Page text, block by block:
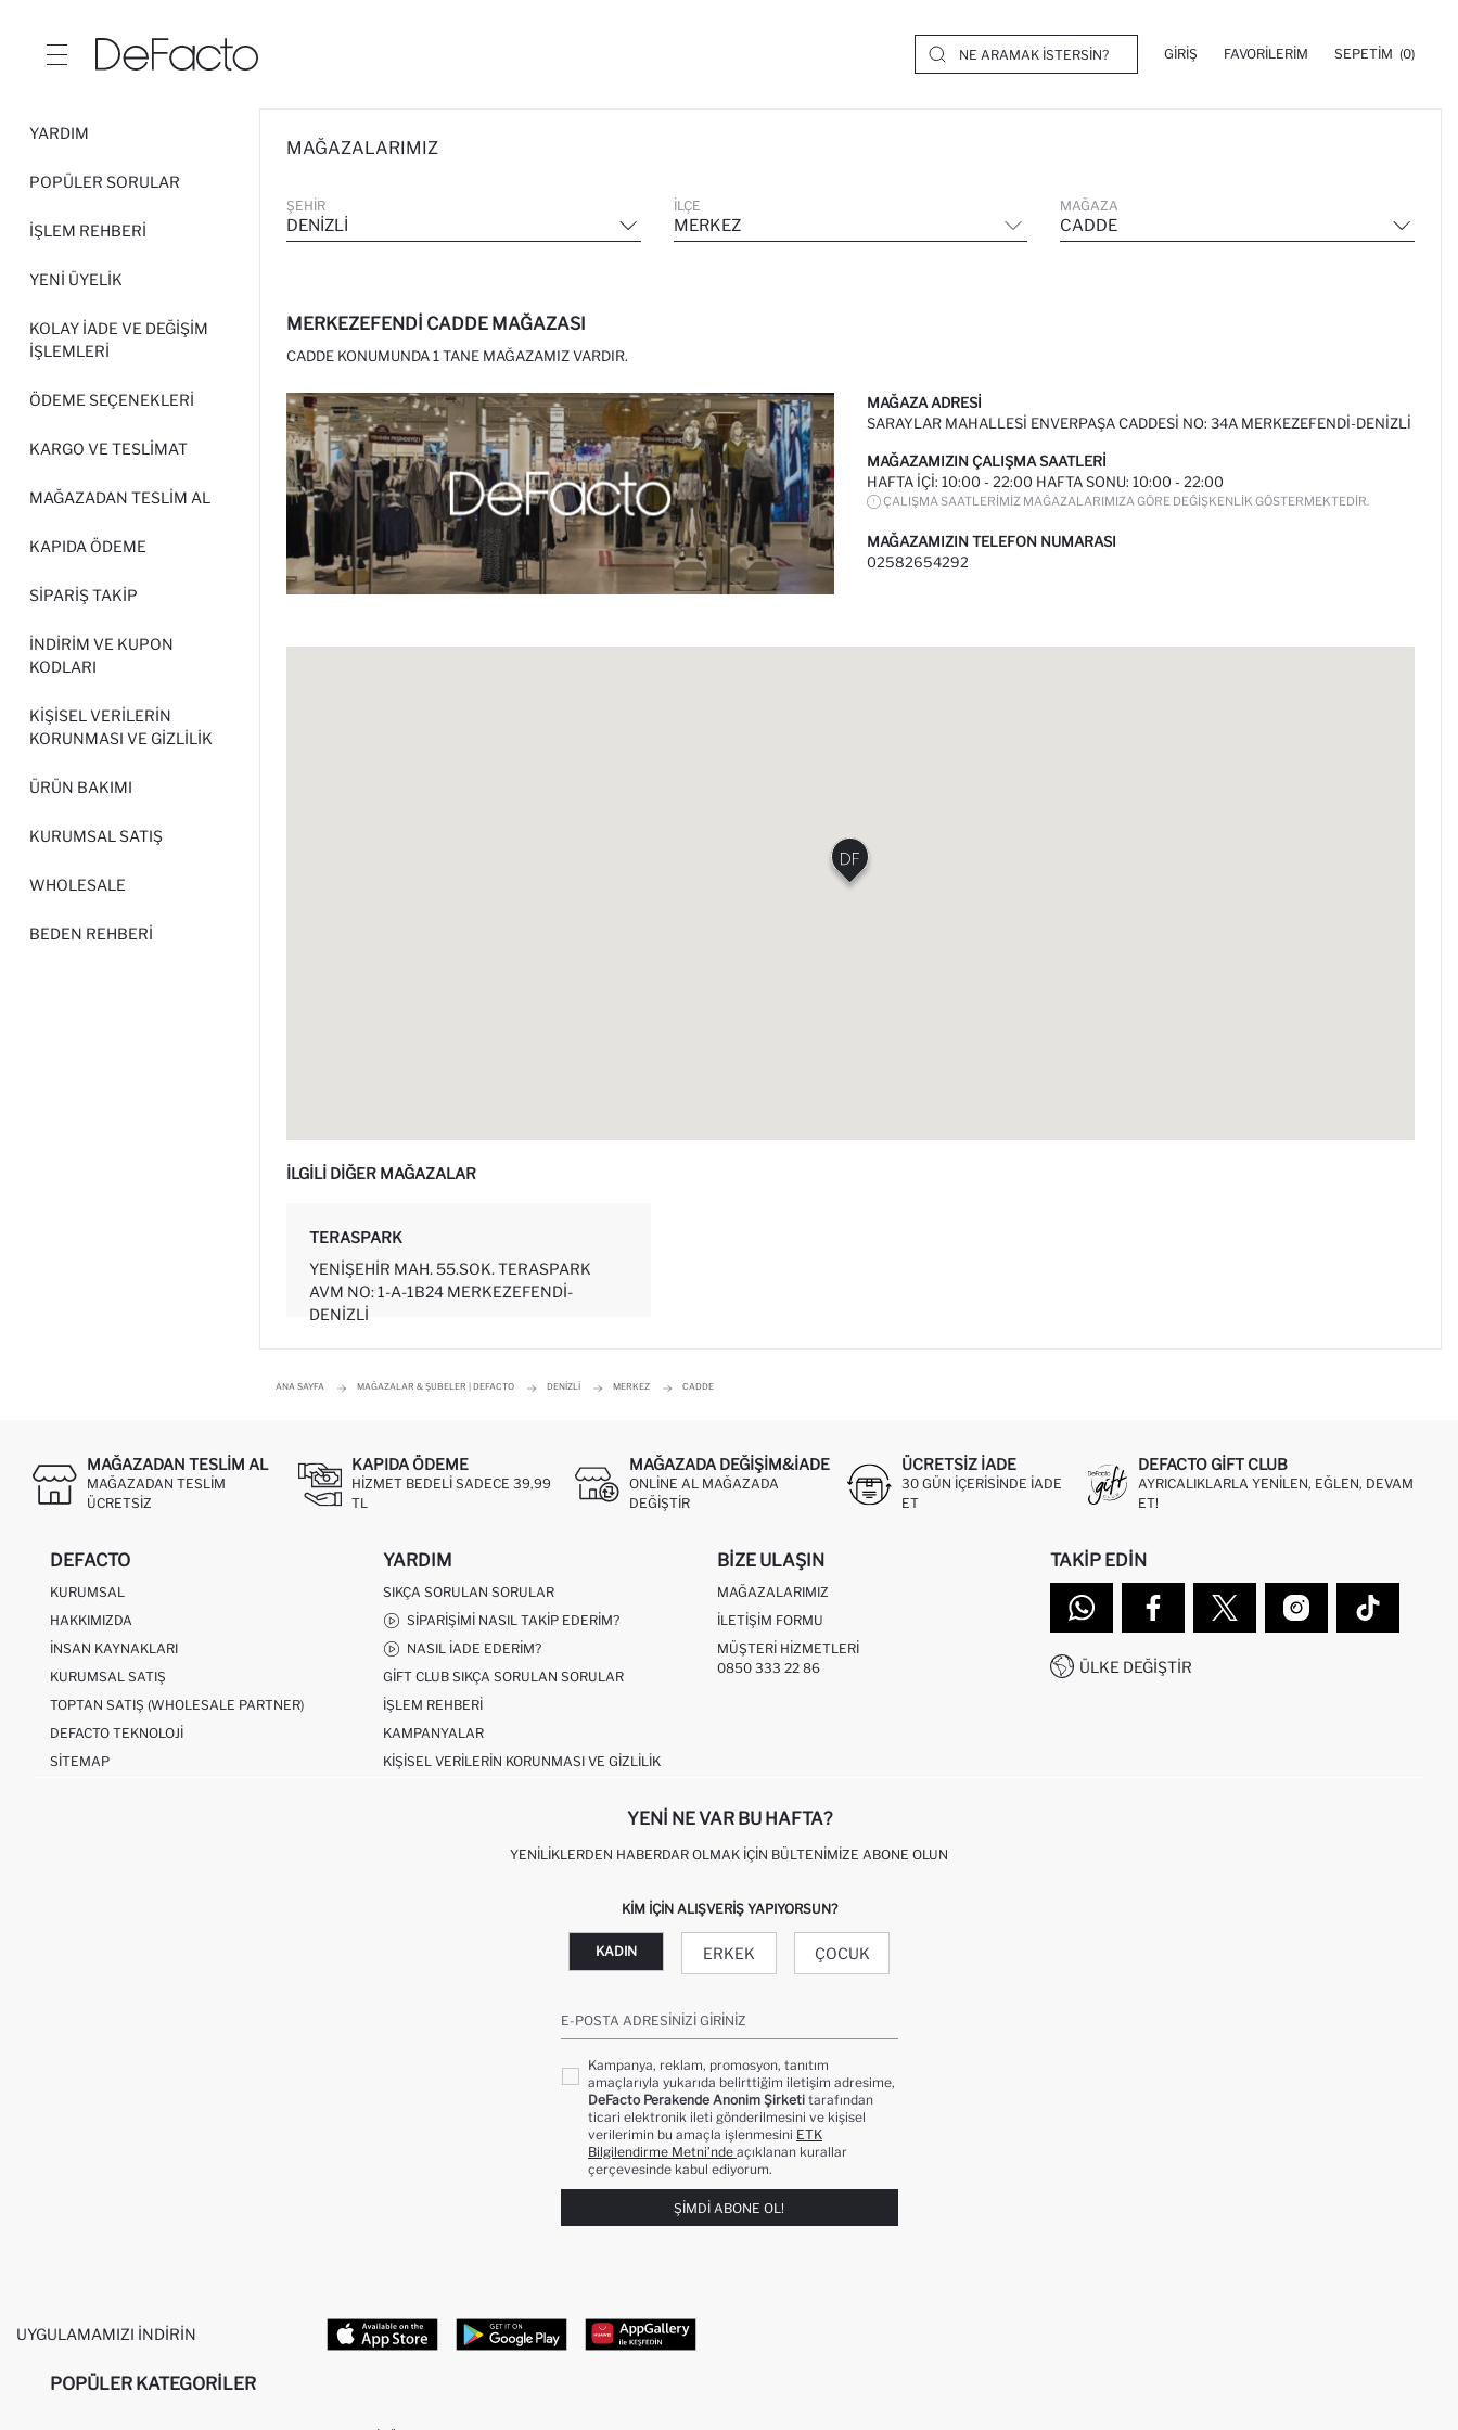
GIRIŞ FAVORILERIM SEPETIM (0)
YARDIM
POPÜLER SORULAR
İŞLEM REHBERI
YENI ÜYELIK
KOLAY İADE VE DEĞIŞIM
İŞLEMLERI
ÖDEME SEÇENEKLERI
KARGO VE TESLIMAT
MAĞAZADAN TESLIM AL
KAPIDA ÖDEME
SIPARIŞ TAKIP
İNDIRIM VE KUPON
KODLARI
KIŞISEL VERILERIN
KORUNMASI VE GIZLILIK
ÜRÜN BAKIMI
KURUMSAL SATIŞ
WHOLESALE
BEDEN REHBERI
MAĞAZALARIMIZ
ŞEHIR
DENIZLI
İLÇE
MERKEZ
MAĞAZA
CADDE
MERKEZEFENDI CADDE MAĞAZASI
CADDE KONUMUNDA 1 TANE MAĞAZAMIZ VARDIR.
MAĞAZA ADRESI
SARAYLAR MAHALLESI ENVERPAŞA CADDESI NO: 34A MERKEZEFENDI-DENİZLİ
MAĞAZAMIZIN ÇALIŞMA SAATLERI
HAFTA IÇI: 10:00 - 22:00 HAFTA SONU: 10:00 - 22:00
ÇALIŞMA SAATLERIMIZ MAĞAZALARIMIZA GÖRE DEĞIŞKENLIK GÖSTERMEKTEDIR.
MAĞAZAMIZIN TELEFON NUMARASI
02582654292
İLGİLİ DİĞER MAĞAZALAR
TERASPARK
YENIŞEHIR MAH. 55.SOK. TERASPARK
AVM NO: 1-A-1B24 MERKEZEFENDI-
DENİZLİ
ANA SAYFA MAĞAZALAR & ŞUBELER | DEFACTO DENIZLI MERKEZ CADDE
MAĞAZADAN TESLIM AL
MAĞAZADAN TESLIM
ÜCRETSIZ
KAPIDA ÖDEME
HIZMET BEDELI SADECE 39,99
TL
MAĞAZADA DEĞIŞIM&İADE
ONLINE AL MAĞAZADA
DEĞIŞTIR
ÜCRETSIZ IADE
30 GÜN IÇERISINDE IADE
ET
DEFACTO GIFT CLUB
AYRICALIKLARLA YENILEN, EĞLEN, DEVAM
ET!
DEFACTO
KURUMSAL
HAKKIMIZDA
İNSAN KAYNAKLARI
KURUMSAL SATIŞ
TOPTAN SATIŞ (WHOLESALE PARTNER)
DEFACTO TEKNOLOJI
SITEMAP
YARDIM
SIKÇA SORULAN SORULAR
SIPARIŞIMI NASIL TAKIP EDERIM?
NASIL İADE EDERIM?
GIFT CLUB SIKÇA SORULAN SORULAR
İŞLEM REHBERI
KAMPANYALAR
KIŞISEL VERILERIN KORUNMASI VE GIZLILIK
BIZE ULAŞIN
MAĞAZALARIMIZ
İLETIŞIM FORMU
MÜŞTERI HIZMETLERI
0850 333 22 86
TAKIP EDIN
ÜLKE DEĞIŞTIR
YENI NE VAR BU HAFTA?
YENILIKLERDEN HABERDAR OLMAK İÇIN BÜLTENIMIZE ABONE OLUN
KIM IÇIN ALIŞVERIŞ YAPIYORSUN?
KADIN ERKEK ÇOCUK
E-POSTA ADRESINIZI GIRINIZ
Kampanya, reklam, promosyon, tanıtım
amaçlarıyla yukarıda belirttiğim iletişim adresime,
DeFacto Perakende Anonim Şirketi tarafından
ticari elektronik ileti gönderilmesini ve kişisel
verilerimin bu amaçla işlenmesini ETK
Bilgilendirme Metni’nde açıklanan kurallar
çerçevesinde kabul ediyorum.
ŞIMDI ABONE OL!
UYGULAMAMIZI İNDIRIN
POPÜLER KATEGORILER